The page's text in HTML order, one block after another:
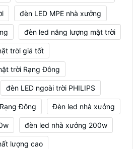
đèn LED MPE nhà xưởng
đèn led năng lượng mặt trời
trời giá tốt
trời Rạng Đông
đèn LED ngoài trời PHILIPS
Đông Đèn led nhà xưởng
đèn led nhà xưởng 200w
lượng cao